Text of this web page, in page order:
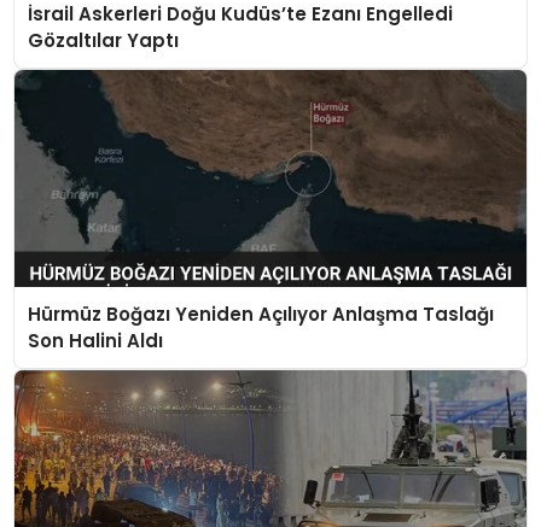
İsrail Askerleri Doğu Kudüs’te Ezanı Engelledi
Gözaltılar Yaptı
Hürmüz Boğazı Yeniden Açılıyor Anlaşma Taslağı
Son Halini Aldı